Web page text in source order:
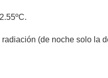
(de noche solo la